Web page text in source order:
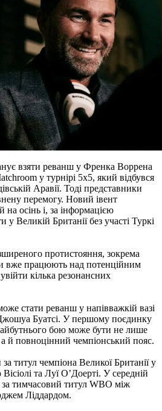
взяти реванш у Френка Воррена
у турнірі 5х5, який відбувся
Аравії. Тоді представники
перемогу. Новий івент
осінь і, за інформацією
Великій Британії без участі Туркі
протистояння, зокрема
вже працюють над потенційним
кілька резонансних
стати реванш у напівважкій вазі
Буатсі. У першому поєдинку
бою може бути не лише
й повноцінний чемпіонський пояс.
титул чемпіона Великої Британії у
та Луї О’Доерті. У середній
тимчасовий титул WBO між
Ліддардом.